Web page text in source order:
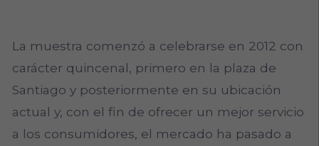
La muestra comenzó a celebrarse en 2012 con
carácter quincenal, primero en la plaza de
Santiago y posteriormente en su ubicación
actual y, con el fin de ofrecer un mejor servicio
a los consumidores, el mercado ha pasado a